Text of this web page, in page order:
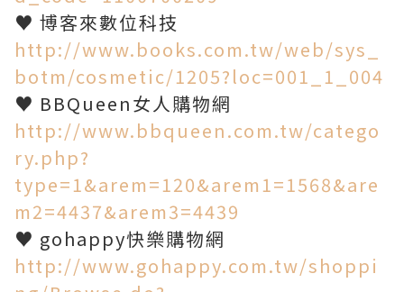
♥ 博客來數位科技
http://www.books.com.tw/web/sys_
botm/cosmetic/1205?loc=001_1_004
♥ BBQueen女人購物網
http://www.bbqueen.com.tw/catego
ry.php?
type=1&arem=120&arem1=1568&are
m2=4437&arem3=4439
♥ gohappy快樂購物網
http://www.gohappy.com.tw/shoppi